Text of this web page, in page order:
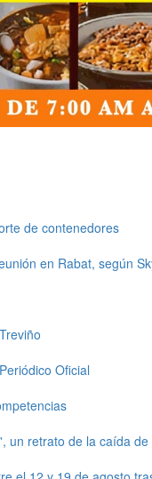
de contenedores
en Rabat, según
Oficial
un retrato de la caída de